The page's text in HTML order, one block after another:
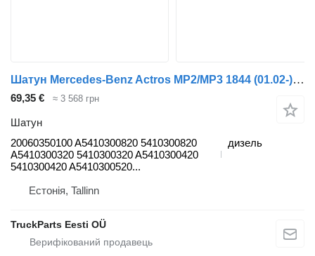
Шатун Mercedes-Benz Actros MP2/MP3 1844 (01.02-) 20060350100 до тягача Mercedes-Benz Actros, Axor MP1, MP2, MP3 (1996-2014)
69,35 € ≈ 3 568 грн
Шатун
20060350100 A5410300820 5410300820
A5410300320 5410300320 A5410300420
5410300420 A5410300520...
дизель
Естонія, Tallinn
TruckParts Eesti OÜ